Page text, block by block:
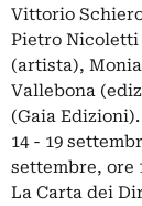
Vittorio
Pietro Nicoletti
(artista),
Vallebona
(Gaia Edizioni).
14 - 19
settembre, ore
La Carta dei